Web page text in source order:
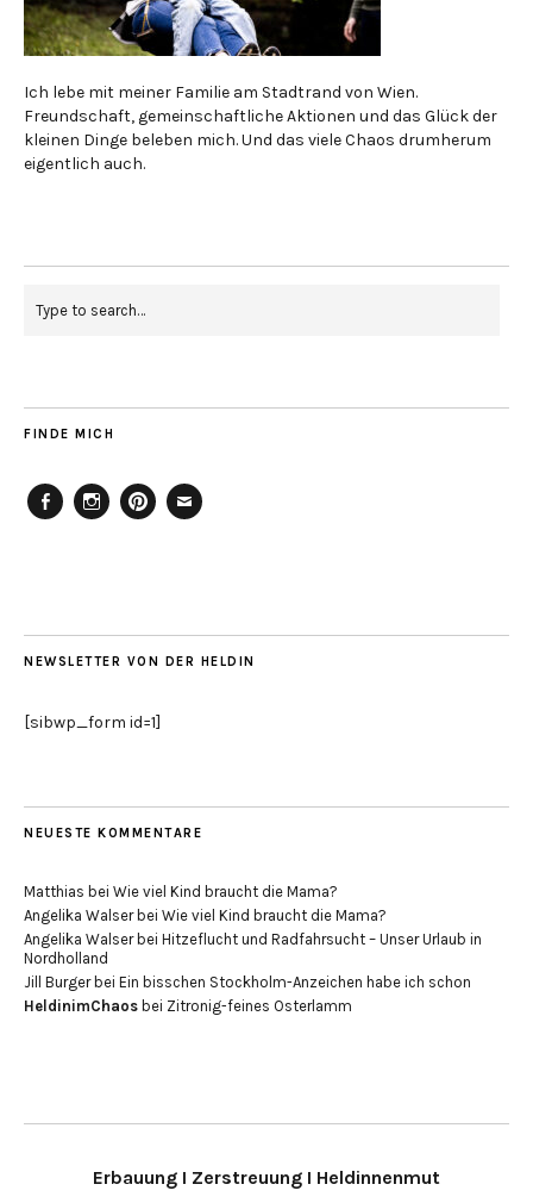
Ich lebe mit meiner Familie am Stadtrand von Wien.
Freundschaft, gemeinschaftliche Aktionen und das Glück der
kleinen Dinge beleben mich. Und das viele Chaos drumherum
eigentlich auch.
FINDE MICH
NEWSLETTER VON DER HELDIN
[sibwp_form id=1]
NEUESTE KOMMENTARE
Matthias bei Wie viel Kind braucht die Mama?
Angelika Walserbei Wie viel Kind braucht die Mama?
Angelika Walserbei Hitzeflucht und Radfahrsucht – Unser Urlaub in
Nordholland
Jill Burgerbei Ein bisschen Stockholm-Anzeichen habe ich schon
HeldinimChaos bei Zitronig-feines Osterlamm
Erbauung I Zerstreuung I Heldinnenmut